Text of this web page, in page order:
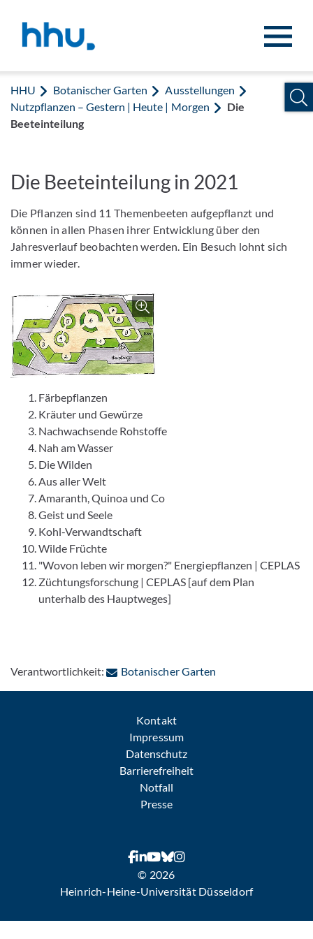
HHU Botanischer Garten
Ausstellungen
Nutzpflanzen – Gestern | Heute | Morgen
Die
Beeteinteilung
Die Beeteinteilung in 2021
Die Pflanzen sind 11 Themenbeeten aufgepflanzt und
können in allen Phasen ihrer Entwicklung über den
Jahresverlauf beobachten werden. Ein Besuch lohnt sich
immer wieder.
Färbepflanzen
Kräuter und Gewürze
Nachwachsende Rohstoffe
Nah am Wasser
Die Wilden
Aus aller Welt
Amaranth, Quinoa und Co
Geist und Seele
Kohl-Verwandtschaft
Wilde Früchte
"Wovon leben wir morgen?" Energiepflanzen | CEPLAS
Züchtungsforschung | CEPLAS [auf dem Plan
unterhalb des Hauptweges]
Verantwortlichkeit: Botanischer Garten: Per E-Mail
Kontakt
Impressum
Datenschutz
Barrierefreiheit
Notfall
Presse
© 2026
Heinrich-Heine-Universität Düsseldorf